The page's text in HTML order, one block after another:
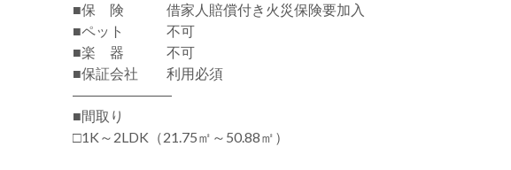
■保 険 借家人賠償付き火災保険要加入
■ペット 不可
■楽 器 不可
■保証会社 利用必須
―――――――
■間取り
□1K～2LDK（21.75㎡～50.88㎡）